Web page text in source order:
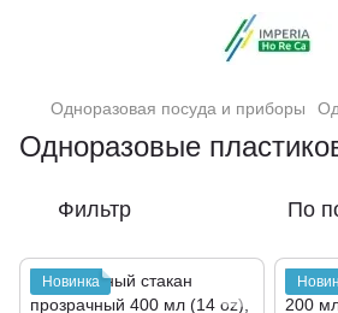
Одноразовая посуда и приборы
Одноразовые
Фильтр По
Новинка